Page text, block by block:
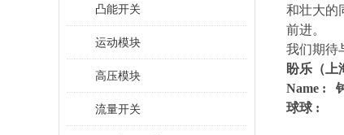
凸能开关
运动模块
高压模块
流量开关
和壮大的
前进。
我们期待
盼乐（上
Name :
球球 :